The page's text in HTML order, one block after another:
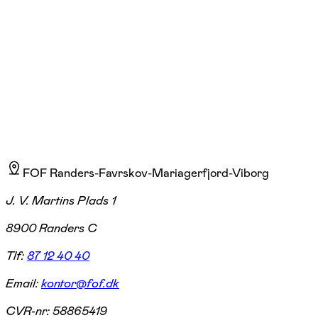
FOF Randers-Favrskov-Mariagerfjord-Viborg
J. V. Martins Plads 1
8900 Randers C
Tlf:87 12 40 40
Email:kontor@fof.dk
CVR-nr:58865419